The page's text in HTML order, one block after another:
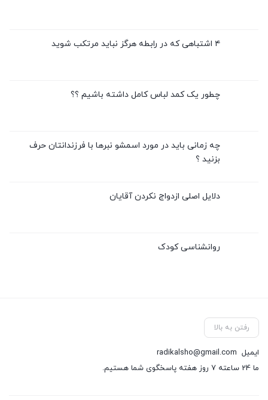
۴ اشتباهی که در رابطه هرگز نباید مرتکب شوید
چطور یک کمد لباس کامل داشته باشیم ؟؟
چه زمانی باید در مورد اسمشو نبرها با فرزندانتان حرف
بزنید ؟
دلایل اصلی ازدواج نکردن آقایان
روانشناسی کودک
رفتن به بالا
ایمیل radikalsho@gmail.com
ما 24 ساعته 7 روز هفته پاسخگوی شما هستیم.